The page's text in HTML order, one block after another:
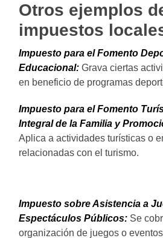
Otros ejemplos
impuestos
Impuesto para el Fomento
Educacional: Grava ciertas
en beneficio de programas
Impuesto para el Fomento
Integral de la Familia y
Aplica a actividades turísticas o
relacionadas con el turismo.
Impuesto sobre Asistencia a
Espectáculos Públicos: Se
organización de juegos o